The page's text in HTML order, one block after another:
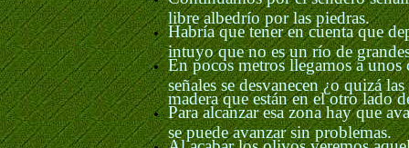
libre albedrío por las piedras.
Habría que tener en cuenta que
intuyo que no es un río de
En pocos metros llegamos a
señales se desvanecen ¿o quizá
madera que están en el otro lado
Para alcanzar esa zona hay que
se puede avanzar sin problemas.